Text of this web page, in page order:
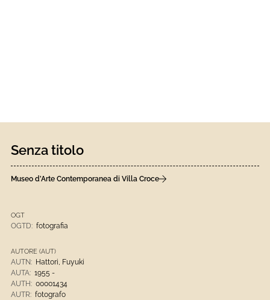
Senza titolo
Museo d’Arte Contemporanea di Villa Croce
OGT
OGTD: fotografia
AUTORE (AUT)
AUTN: Hattori, Fuyuki
AUTA: 1955 -
AUTH: 00001434
AUTR: fotografo